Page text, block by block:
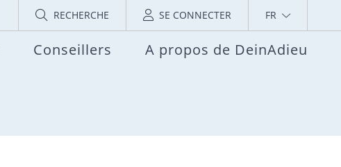
RECHERCHE SE CONNECTER FR
Conseillers A propos de DeinAdieu